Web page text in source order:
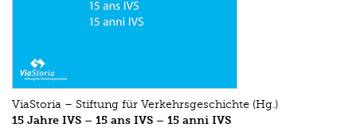
ViaStoria – Stiftung für Verkehrsgeschichte (Hg.)
15 Jahre IVS – 15 ans IVS – 15 anni IVS